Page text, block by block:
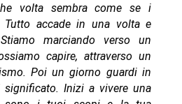
volta sembra come se i
Tutto accade in una volta e
marciando verso un
capire, attraverso un
Poi un giorno guardi in
Inizi a vivere una